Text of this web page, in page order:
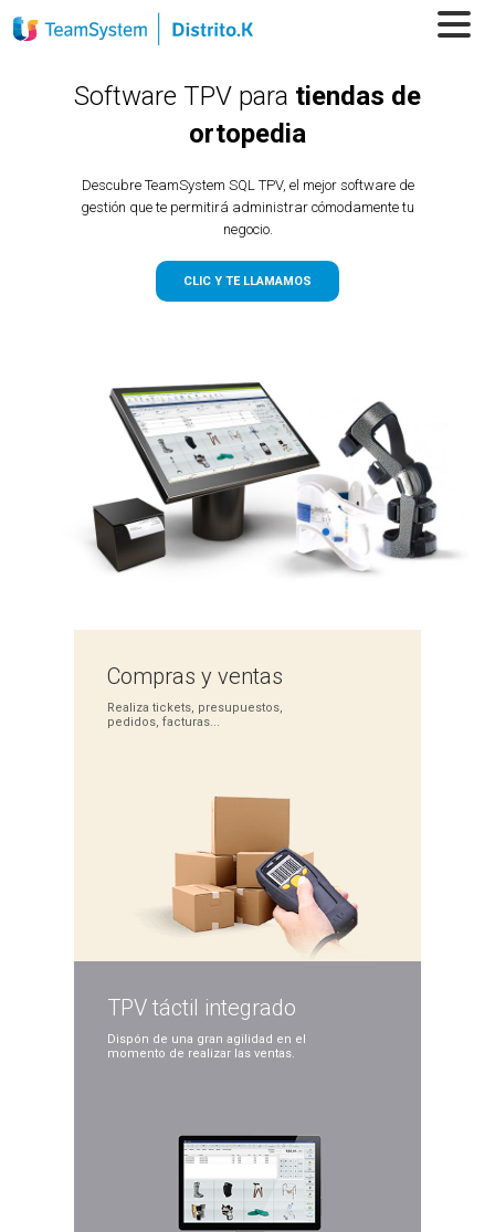
Software TPV para tiendas de
ortopedia
Descubre TeamSystem SQL TPV, el mejor software de
gestión que te permitirá administrar cómodamente tu
negocio.
CLIC Y TE LLAMAMOS
Comprasy ventas
Realiza tickets, presupuestos,
pedidos, facturas...
TPV táctil integrado
Dispón de una gran agilidad en el
momento de realizar las ventas.